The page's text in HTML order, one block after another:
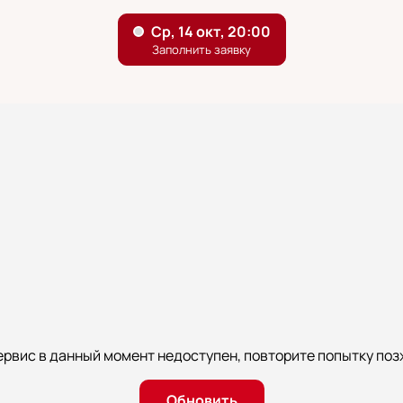
в данный момент недоступен, повторите попытку